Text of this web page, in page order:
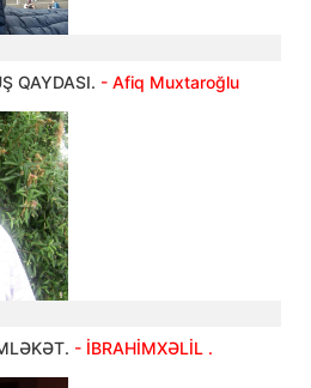
QAYDASI. - Afiq Muxtaroğlu
- İBRAHİMXƏLİL .